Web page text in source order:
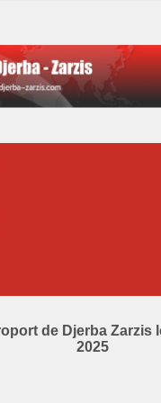
de Djerba Zarzis
2025